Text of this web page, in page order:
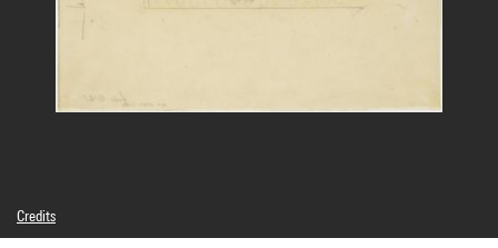
Credits
Domaine public